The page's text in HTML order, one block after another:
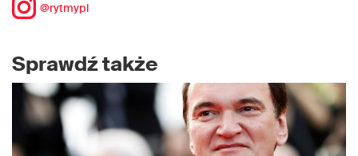
@rytmypl
Sprawdź także